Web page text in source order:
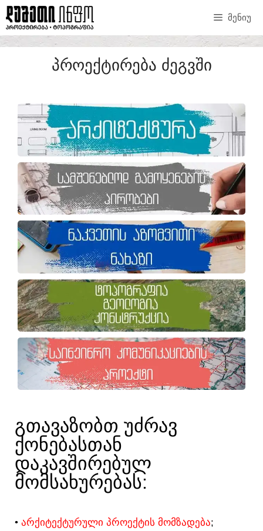
ᲛᲔᲜᲘᲣ
ᲞᲠᲝᲔᲥᲢᲘᲠᲔᲑᲐ ᲫᲔᲒᲕᲨᲘ
ᲒᲗᲐᲕᲐᲖᲝᲑᲗ ᲣᲫᲠᲐᲕ
ᲥᲝᲜᲔᲑᲐᲡᲗᲐᲜ
ᲓᲐᲙᲐᲕᲨᲘᲠᲔᲑᲣᲚ
ᲛᲝᲛᲡᲐᲮᲣᲠᲔᲑᲐᲡ:​
• ᲐᲠᲥᲘᲢᲔᲥᲢᲣᲠᲣᲚᲘ ᲞᲠᲝᲔᲥᲢᲘᲡ ᲛᲝᲛᲖᲐᲓᲔᲑᲐ;